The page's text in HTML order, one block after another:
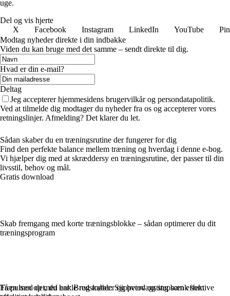
uge.
Del og vis hjerte
X
Facebook Instagram LinkedIn YouTube
Modtag nyheder direkte i din indbakke
Viden du kan bruge med det samme – sendt direkte til dig.
Hvad er din e-mail?
Deltag
Jeg accepterer hjemmesidens brugervilkår og persondatapolitik.
Ved at tilmelde dig modtager du nyheder fra os og accepterer vores
retningslinjer. Afmelding? Det klarer du let.
Sådan skaber du en træningsrutine der fungerer for dig
Find den perfekte balance mellem træning og hverdag i denne e-bog.
Vi hjælper dig med at skræddersy en træningsrutine, der passer til din
livsstil, behov og mål.
Gratis download
Skab fremgang med korte træningsblokke – sådan optimerer du dit
træningsprogram
Træn med det, du har: Brug møbler og hverdagsting som effektive
Få pulsen op med enkle redskaber: Sjippetov og stepbænk som